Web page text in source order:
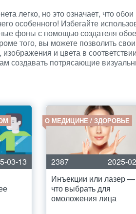
легко, но это означает, что обои
особенного! Избегайте
фоны с помощью создателя
того, вы можете позволить
и цвета в
создавать потрясающие
03-13
О МЕДИЦИНЕ / ЗДОРОВЬЕ
2387
2025-
Инъекции или лазер —
что выбрать для
омоложения лица